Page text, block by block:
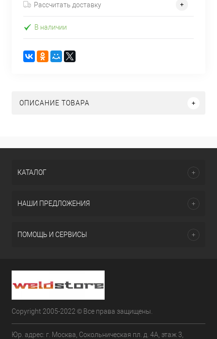
Рассчитать доставку
В наличии
ОПИСАНИЕ ТОВАРА
КАТАЛОГ
НАШИ ПРЕДЛОЖЕНИЯ
ПОМОЩЬ И СЕРВИСЫ
Copyright 2005-2022 © Все права защищены.
Юр. адрес: г. Москва, Сокольническая пл. д. 4А, этаж 3,